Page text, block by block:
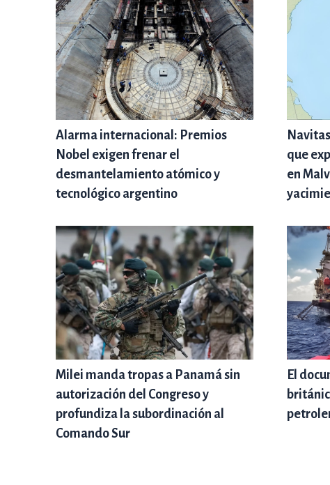
Alarma internacional: Premios
Nobel exigen frenar el
desmantelamiento atómico y
tecnológico argentino
que
en
Milei manda tropas a Panamá sin
autorización del Congreso y
profundiza la subordinación al
Comando Sur
El